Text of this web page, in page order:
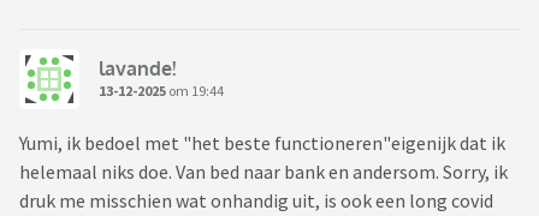
lavande!
13-12-2025 om 19:44
Yumi, ik bedoel met "het beste functioneren"eigenijk dat ik
helemaal niks doe. Van bed naar bank en andersom. Sorry, ik
druk me misschien wat onhandig uit, is ook een long covid